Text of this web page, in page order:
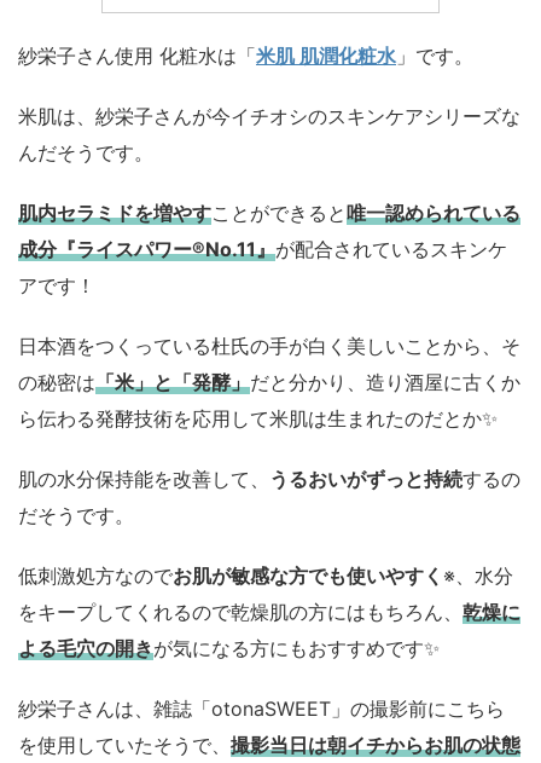
紗栄子さん使用 化粧水は「米肌 肌潤化粧水 」です。
米肌は、紗栄子さんが今イチオシのスキンケアシリーズな
んだそうです。
肌内セラミドを増やすことができると唯一認められている
成分『ライスパワー®No.11』が配合されているスキンケ
アです！
日本酒をつくっている杜氏の手が白く美しいことから、そ
の秘密は「米」と「発酵」だと分かり、造り酒屋に古くか
ら伝わる発酵技術を応用して米肌は生まれたのだとか✨
肌の水分保持能を改善して、 うるおいがずっと持続するの
だそうです。
低刺激処方なのでお肌が敏感な方でも使いやすく ※、水分
をキープしてくれるので乾燥肌の方にはもちろん、 乾燥に
よる毛穴の開きが気になる方にもおすすめです✨
紗栄子さんは、雑誌「otonaSWEET」の撮影前にこちら
を使用していたそうで、 撮影当日は朝イチからお肌の状態